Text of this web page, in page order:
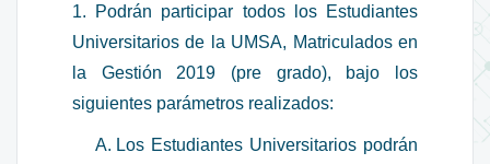
1. Podrán participar todos los Estudiantes
Universitarios de la UMSA, Matriculados en
la Gestión 2019 (pre grado), bajo los
siguientes parámetros realizados:
Los Estudiantes Universitarios podrán